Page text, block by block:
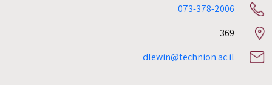
073-378-2006
Room
369
dlewin@technion.ac.il